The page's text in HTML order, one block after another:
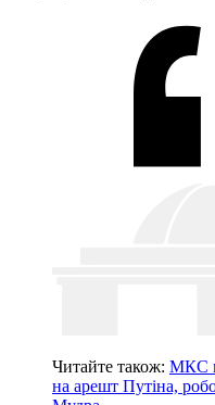
Читайте також: МКС
на арешт Путіна,